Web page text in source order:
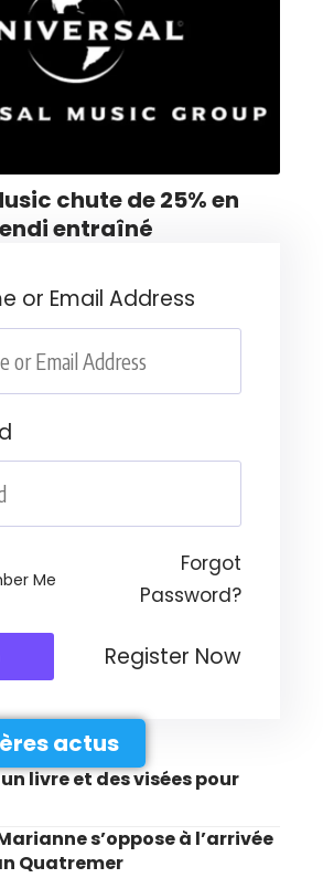
chute de 25% en
entraîné
or Email Address
Me
Forgot
Password?
Register Now
actus
livre et des visées pour
s’oppose à l’arrivée
Quatremer